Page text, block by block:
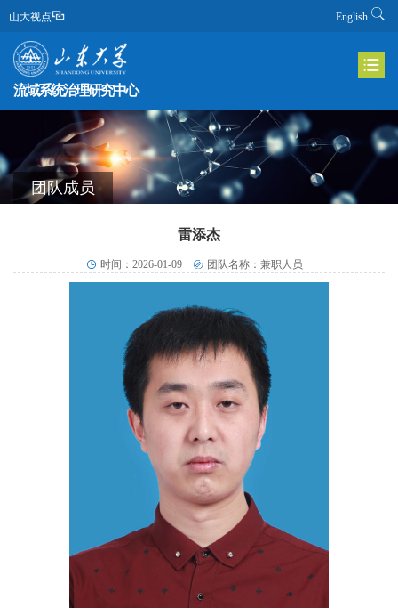
English
山大视点
流域系统治理研究中心
团队成员
雷添杰
时间：2026-01-09 团队名称：兼职人员